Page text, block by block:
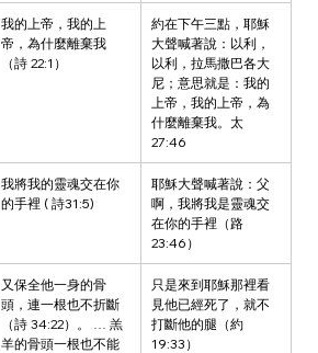
我的上帝，我的上
帝，為什麼離棄我
（詩 22:1）
約在下午三點，耶穌
大聲喊著說：以利，
以利，拉馬撒巴各大
尼；意思就是：我的
上帝，我的上帝，為
什麼離棄我。太
27:46
我將我的靈魂交在你
的手裡 ( 詩31:5)
耶穌大聲喊著說：父
啊，我將我是靈魂交
在你的手裡（路
23:46）
又保全他一身的骨
頭，連一根也不折斷
（詩 34:22）。 … 羔
羊的骨頭一根也不能
只是來到耶穌那裡看
見他已經死了，就不
打斷他的腿（約
19:33）